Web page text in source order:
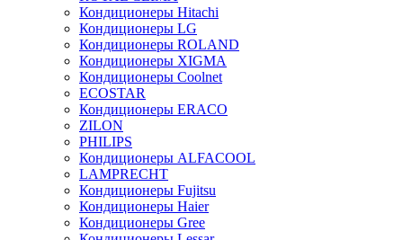
Кондиционеры Hitachi
Кондиционеры LG
Кондиционеры ROLAND
Кондиционеры XIGMA
Кондиционеры Coolnet
ECOSTAR
Кондиционеры ERACO
ZILON
PHILIPS
Кондиционеры ALFACOOL
LAMPRECHT
Кондиционеры Fujitsu
Кондиционеры Haier
Кондиционеры Gree